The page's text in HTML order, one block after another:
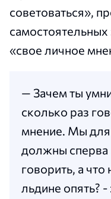
советоваться»,
«свое личное
— Зачем ты
сколько раз
мнение. Мы
должны сперва
говорить, а что
льдине опять?